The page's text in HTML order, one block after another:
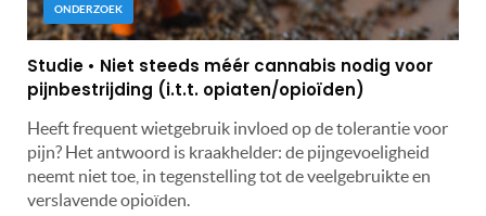
ONDERZOEK
Studie • Niet steeds méér cannabis nodig voor
pijnbestrijding (i.t.t. opiaten/opioïden)
Heeft frequent wietgebruik invloed op de tolerantie voor
pijn? Het antwoord is kraakhelder: de pijngevoeligheid
neemt niet toe, in tegenstelling tot de veelgebruikte en
verslavende opioïden.